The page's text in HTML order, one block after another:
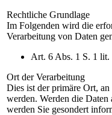
Rechtliche Grundlage
Im Folgenden wird die
Verarbeitung von Daten
Art. 6 Abs. 1 S. 1
Ort der Verarbeitung
Dies ist der primäre Ort,
werden. Werden die Daten
werden Sie gesondert